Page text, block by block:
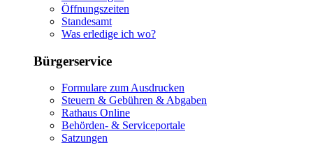
Öffnungszeiten
Standesamt
Was erledige ich wo?
Bürgerservice
Formulare zum Ausdrucken
Steuern & Gebühren & Abgaben
Rathaus Online
Behörden- & Serviceportale
Satzungen